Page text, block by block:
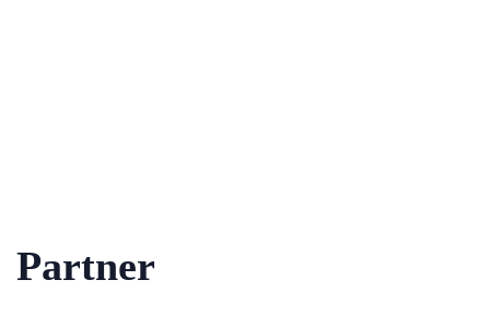
Partner